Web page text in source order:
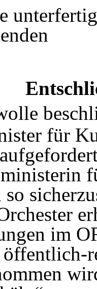
für
im
öffentlich-